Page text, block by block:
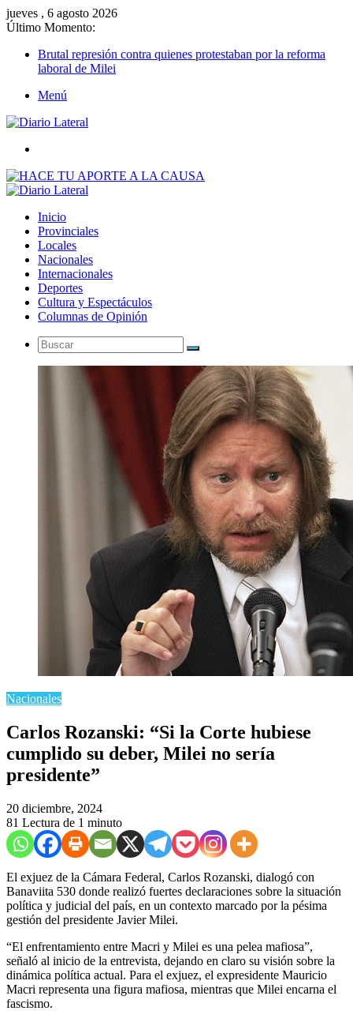
jueves , 6 agosto 2026
Último Momento:
Brutal represión contra quienes protestaban por la reforma
laboral de Milei
Menú
Inicio
Provinciales
Locales
Nacionales
Internacionales
Deportes
Cultura y Espectáculos
Columnas de Opinión
Buscar
Nacionales
Carlos Rozanski: ​“Si la Corte hubiese
cumplido su deber, Milei no sería
presidente”
20 diciembre, 2024
81 Lectura de 1 minuto
​El exjuez de la Cámara Federal, Carlos Rozanski, dialogó con
Banaviita 530 donde realizó fuertes declaraciones sobre la situación
política y judicial del país, en un contexto marcado por la pésima
gestión del presidente Javier Milei.
“El enfrentamiento entre Macri y Milei es una pelea mafiosa”,
señaló al inicio de la entrevista, dejando en claro su visión sobre la
dinámica política actual. Para el exjuez, el expresidente Mauricio
Macri representa una figura mafiosa, mientras que Milei encarna el
fascismo.